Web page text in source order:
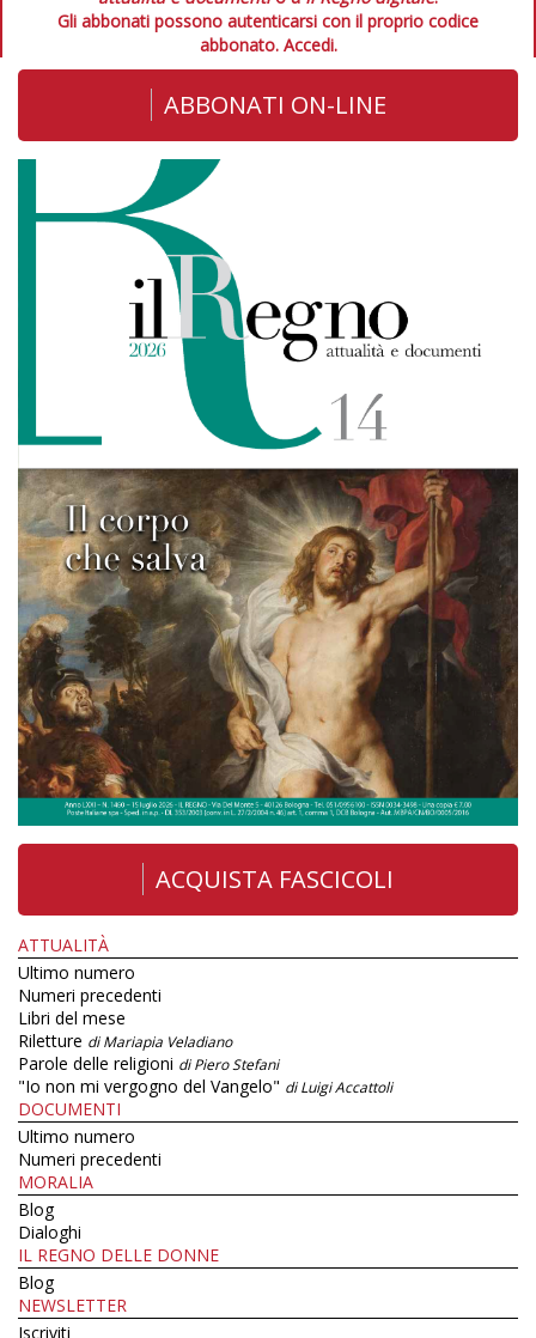
Gli abbonati possono autenticarsi con il proprio codice
abbonato. Accedi.
ABBONATI ON-LINE
ACQUISTA FASCICOLI
ATTUALITÀ
Ultimo numero
Numeri precedenti
Libri del mese
Riletture di Mariapia Veladiano
Parole delle religioni di Piero Stefani
"Io non mi vergogno del Vangelo" di Luigi Accattoli
DOCUMENTI
Ultimo numero
Numeri precedenti
MORALIA
Blog
Dialoghi
IL REGNO DELLE DONNE
Blog
NEWSLETTER
Iscriviti